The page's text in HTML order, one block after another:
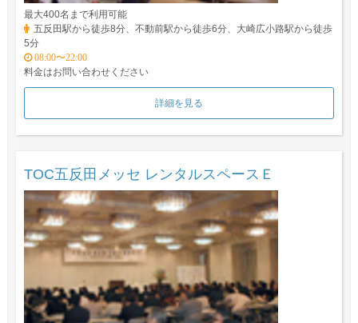
最大400名まで利用可能
五反田駅から徒歩8分、不動前駅から徒歩6分、大崎広小路駅から徒歩
5分
08:00〜22:00
料金はお問い合わせください
詳細を見る
TOC五反田メッセ レンタルスペースＥ